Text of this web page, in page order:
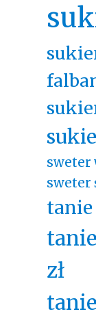
sweter
sweter
zł